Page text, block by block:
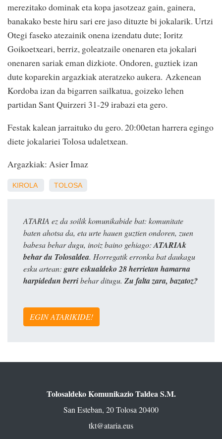
merezitako dominak eta kopa jasotzeaz gain, gainera,
banakako beste hiru sari ere jaso dituzte bi jokalarik. Urtzi
Otegi faseko atezainik onena izendatu dute; Ioritz
Goikoetxeari, berriz, goleatzaile onenaren eta jokalari
onenaren sariak eman dizkiote. Ondoren, guztiek izan
dute koparekin argazkiak ateratzeko aukera. Azkenean
Kordoba izan da bigarren sailkatua, goizeko lehen
partidan Sant Quirzeri 31-29 irabazi eta gero.
Festak kalean jarraituko du gero. 20:00etan harrera egingo
diete jokalariei Tolosa udaletxean.
Argazkiak: Asier Imaz
KIROLA TOLOSA
ATARIA ez da soilik komunikabide bat: komunitate
baten ahotsa da, eta urte hauen guztien ondoren, zuen
babesa behar dugu, inoiz baino gehiago:ATARIAk
behar du Tolosaldea. Horregatik erronka bat daukagu
esku artean: gure eskualdeko 28 herrietan hamarna
harpidedun berribehar ditugu. Zu falta zara, bazatoz?
EGIN ATARIKIDE!
Tolosaldeko Komunikazio Taldea S.M.
San Esteban, 20 Tolosa 20400
tkt@ataria.eus